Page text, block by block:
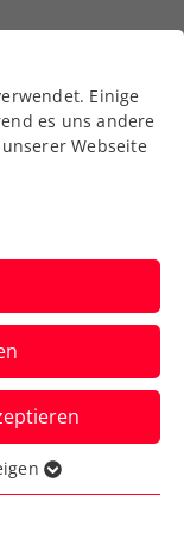
Pichler,
Einige
es uns andere
Webseite